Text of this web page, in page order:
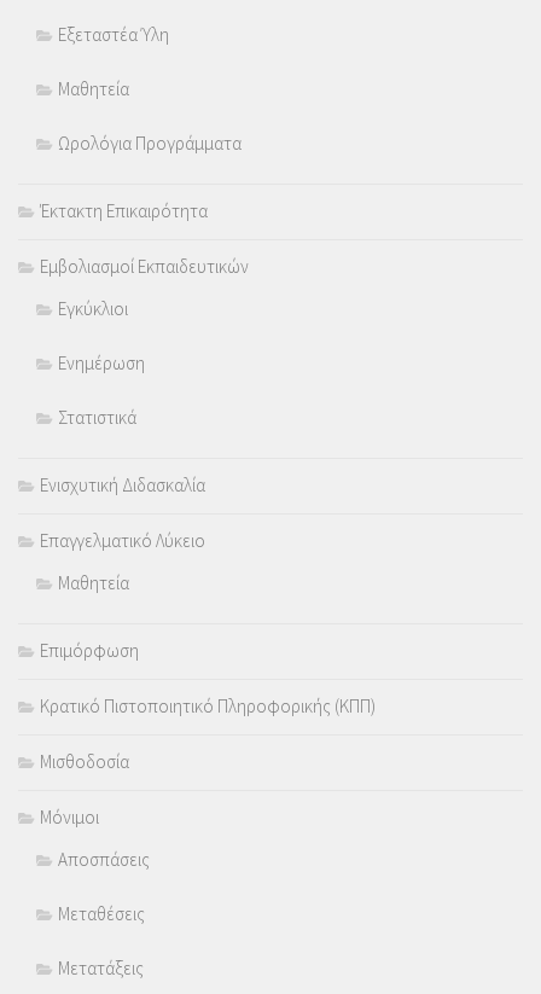
Εξεταστέα Ύλη
Μαθητεία
Ωρολόγια Προγράμματα
Έκτακτη Επικαιρότητα
Εμβολιασμοί Εκπαιδευτικών
Εγκύκλιοι
Ενημέρωση
Στατιστικά
Ενισχυτική Διδασκαλία
Επαγγελματικό Λύκειο
Μαθητεία
Επιμόρφωση
Κρατικό Πιστοποιητικό Πληροφορικής (ΚΠΠ)
Μισθοδοσία
Μόνιμοι
Αποσπάσεις
Μεταθέσεις
Μετατάξεις